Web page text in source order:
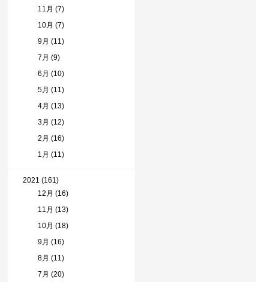
11月 (7)
10月 (7)
9月 (11)
7月 (9)
6月 (10)
5月 (11)
4月 (13)
3月 (12)
2月 (16)
1月 (11)
2021 (161)
12月 (16)
11月 (13)
10月 (18)
9月 (16)
8月 (11)
7月 (20)